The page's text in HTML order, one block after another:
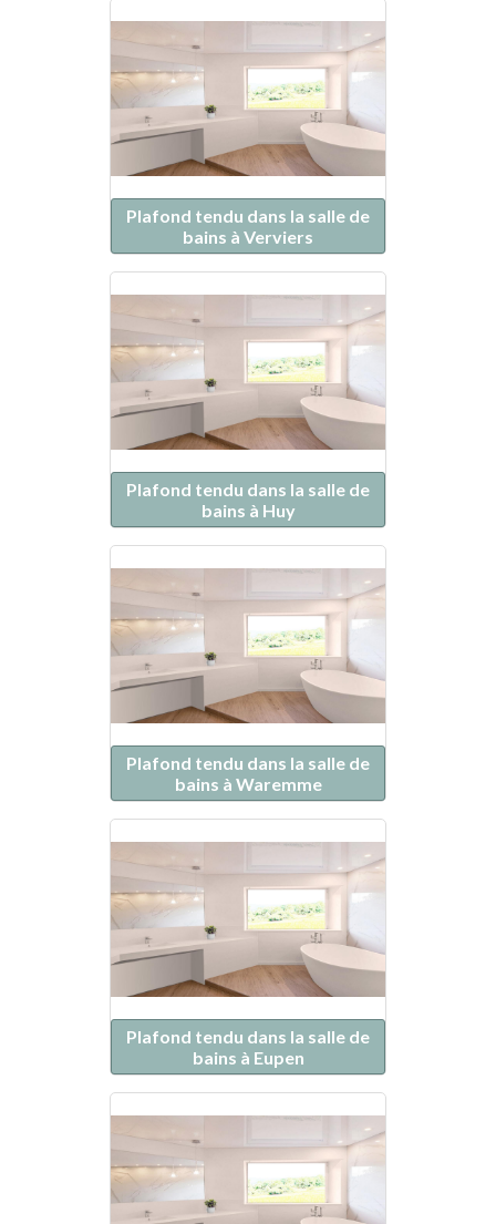
Plafond tendu dans la salle de
bains à Verviers
Plafond tendu dans la salle de
bains à Huy
Plafond tendu dans la salle de
bains à Waremme
Plafond tendu dans la salle de
bains à Eupen